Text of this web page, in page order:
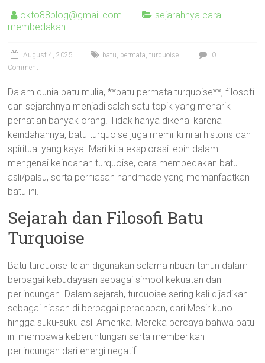
okto88blog@gmail.com
sejarahnya cara
membedakan
August 4, 2025 batu, permata,turquoise
0
Comment
Dalam dunia batu mulia, **batu permata turquoise**, filosofi
dan sejarahnya menjadi salah satu topik yang menarik
perhatian banyak orang. Tidak hanya dikenal karena
keindahannya, batu turquoise juga memiliki nilai historis dan
spiritual yang kaya. Mari kita eksplorasi lebih dalam
mengenai keindahan turquoise, cara membedakan batu
asli/palsu, serta perhiasan handmade yang memanfaatkan
batu ini.
Sejarah dan Filosofi Batu
Turquoise
Batu turquoise telah digunakan selama ribuan tahun dalam
berbagai kebudayaan sebagai simbol kekuatan dan
perlindungan. Dalam sejarah, turquoise sering kali dijadikan
sebagai hiasan di berbagai peradaban, dari Mesir kuno
hingga suku-suku asli Amerika. Mereka percaya bahwa batu
ini membawa keberuntungan serta memberikan
perlindungan dari energi negatif.